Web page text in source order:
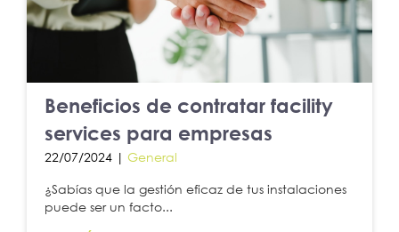
Beneficios de contratar facility
services para empresas
22/07/2024 | General
¿Sabías que la gestión eficaz de tus instalaciones
puede ser un facto...